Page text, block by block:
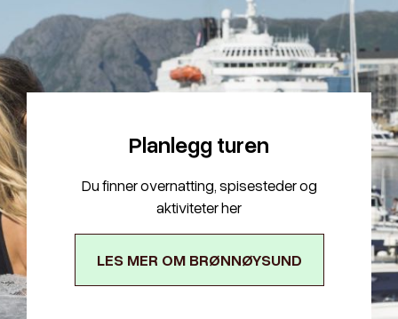
Planlegg turen
Du finner overnatting, spisesteder og
aktiviteter her
LES MER OM BRØNNØYSUND